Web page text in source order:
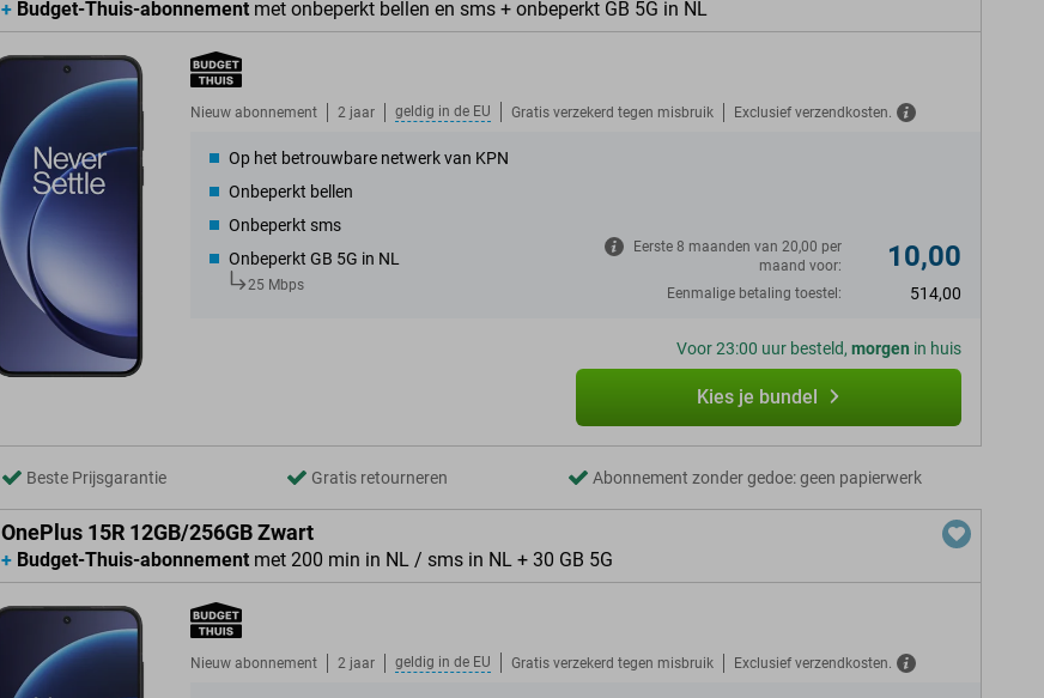
+ Budget-Thuis-abonnement met onbeperkt bellen en sms + onbeperkt GB 5G in NL
Nieuw abonnement 2 jaar geldig in de EU Gratis verzekerd tegen misbruik Exclusief verzendkosten.
Op het betrouwbare netwerk van KPN
Onbeperkt bellen
Onbeperkt sms
Onbeperkt GB 5G in NL
25 Mbps
Eerste 8 maanden van 20,00 per
maand voor:
10,00
Eenmalige betaling toestel: 514,00
Voor 23:00 uur besteld, morgen in huis
Kies je bundel
Beste Prijsgarantie Gratis retourneren Abonnement zonder gedoe: geen papierwerk
OnePlus 15R 12GB/256GB Zwart
+ Budget-Thuis-abonnement met 200 min in NL / sms in NL + 30 GB 5G
Nieuw abonnement 2 jaar geldig in de EU Gratis verzekerd tegen misbruik Exclusief verzendkosten.